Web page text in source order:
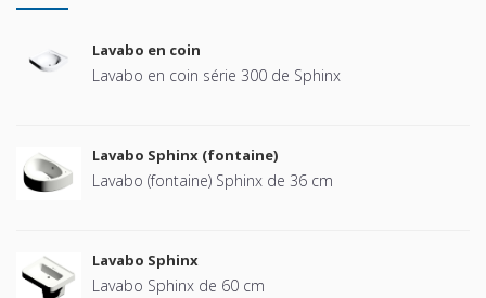
Lavabo en coin
Lavabo en coin série 300 de Sphinx
Lavabo Sphinx (fontaine)
Lavabo (fontaine) Sphinx de 36 cm
Lavabo Sphinx
Lavabo Sphinx de 60 cm